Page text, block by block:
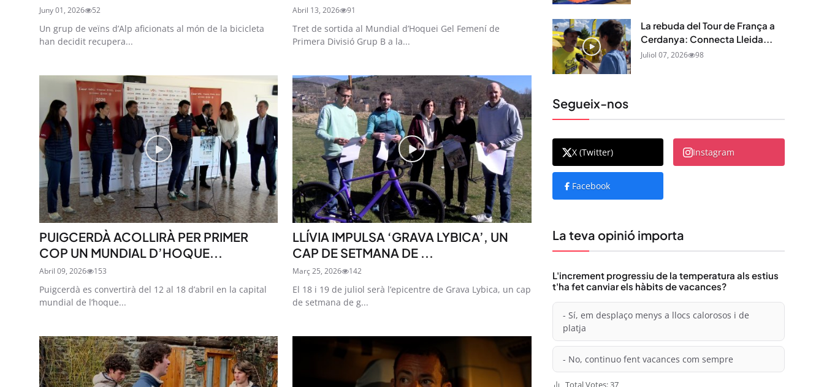
Juny 01, 2026 52
Un grup de veïns d’Alp aficionats al món de la bicicleta
han decidit recupera...
Abril 13, 2026 91
Tret de sortida al Mundial d’Hoquei Gel Femení de
Primera Divisió Grup B a la...
PUIGCERDÀ ACOLLIRÀ PER PRIMER
COP UN MUNDIAL D’HOQUE...
Abril 09, 2026 153
Puigcerdà es convertirà del 12 al 18 d’abril en la capital
mundial de l’hoque...
LLÍVIA IMPULSA ‘GRAVA LYBICA’, UN
CAP DE SETMANA DE ...
Març 25, 2026 142
El 18 i 19 de juliol serà l’epicentre de Grava Lybica, un cap
de setmana de g...
La rebuda del Tour de França a
Cerdanya: Connecta Lleida...
Juliol 07, 2026 98
Segueix-nos
X (Twitter) Instagram
Facebook
La teva opinió importa
L'increment progressiu de la temperatura als estius
t'ha fet canviar els hàbits de vacances?
- Sí, em desplaço menys a llocs calorosos i de
platja
- No, continuo fent vacances com sempre
Total Votes: 37